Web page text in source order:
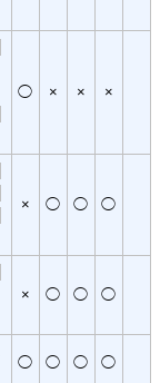
◯ × × ×
× ◯ ◯ ◯
× ◯ ◯ ◯
◯ ◯ ◯ ◯